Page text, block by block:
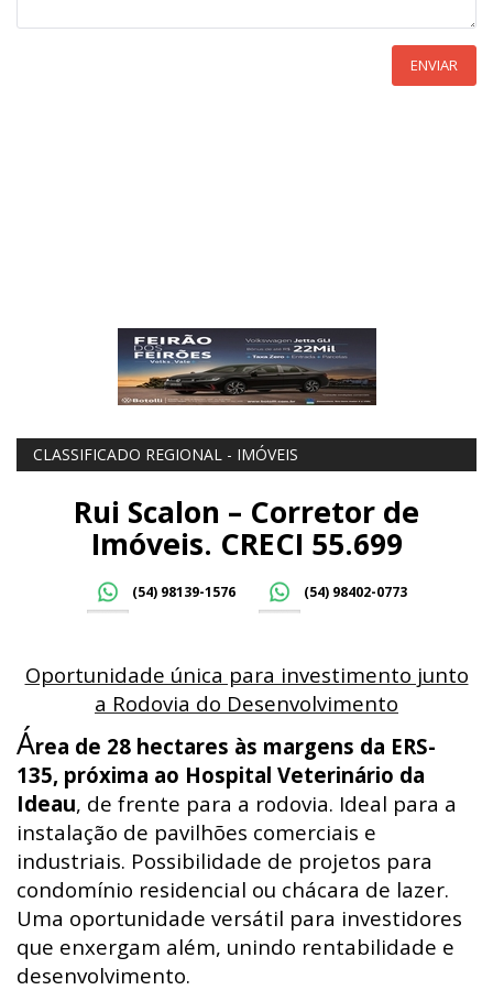
ENVIAR
CLASSIFICADO REGIONAL - IMÓVEIS
Rui Scalon – Corretor de
Imóveis. CRECI 55.699
(54) 98139-1576 (54) 98402-0773
Oportunidade única para investimento junto
a Rodovia do Desenvolvimento
Área de 28 hectares às margens da ERS-
135, próxima ao Hospital Veterinário da
Ideau, de frente para a rodovia. Ideal para a
instalação de pavilhões comerciais e
industriais. Possibilidade de projetos para
condomínio residencial ou chácara de lazer.
Uma oportunidade versátil para investidores
que enxergam além, unindo rentabilidade e
desenvolvimento.